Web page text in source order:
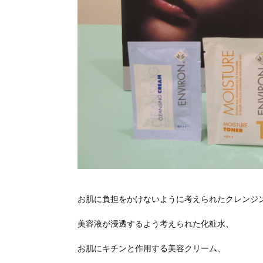
お肌に負担をかけないように考えられたクレンジ
美容液が浸透するよう考えられた化粧水、
お肌にキチンと作用する美容クリーム、